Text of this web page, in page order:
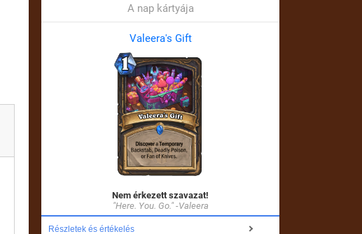
A nap kártyája
Valeera's Gift
Nem érkezett szavazat!
"Here. You. Go." -Valeera
Részletek és értékelés